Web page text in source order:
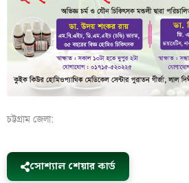
চট্টগ্রাম জেলা:
সোশ্যাল শেয়ার কার্ড